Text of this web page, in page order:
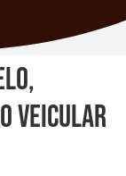
Veicular